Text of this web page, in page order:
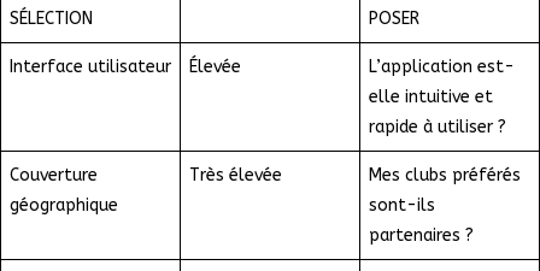
SÉLECTION
POSER
Interface utilisateur Élevée
L’application est-
elle intuitive et
rapide à utiliser ?
Couverture
géographique
Très élevée
Mes clubs préférés
sont-ils
partenaires ?